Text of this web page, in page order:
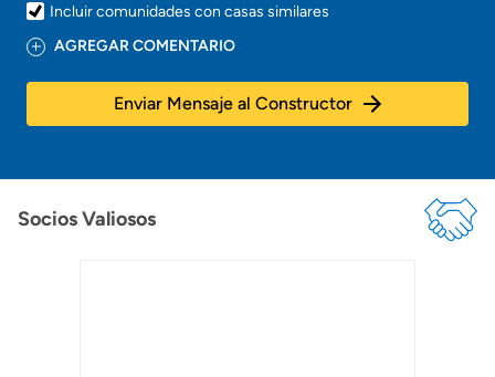
Incluir comunidades con casas similares
AGREGAR COMENTARIO
Enviar Mensaje al Constructor
Socios Valiosos